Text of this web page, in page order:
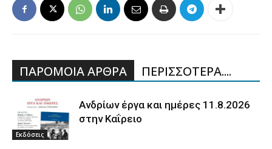
ΠΑΡΟΜΟΙΑ ΑΡΘΡΑ ΠΕΡΙΣΣΟΤΕΡΑ....
Εκδόσεις
Ανδρίων έργα και ημέρες 11.8.2026
στην Καΐρειο